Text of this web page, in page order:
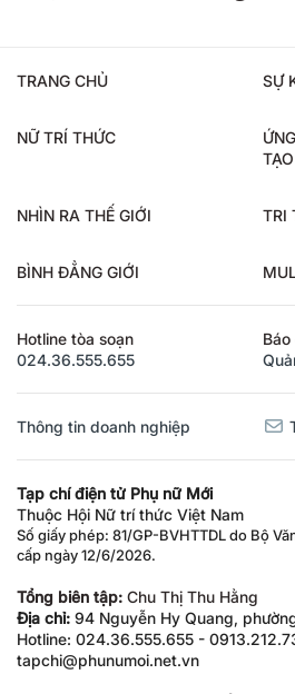
TRANG CHỦ SỰ
NỮ TRÍ THỨC
TẠO
NHÌN RA THẾ GIỚI TRI
BÌNH ĐẲNG GIỚI
Hotline tòa soạn
024.36.555.655
Báo
Thông tin doanh nghiệp
Tạp chí điện tử Phụ nữ Mới
Thuộc Hội Nữ trí thức Việt Nam
Số giấy phép: 81/GP-BVHTTDL do Bộ
cấp ngày 12/6/2026.
Tổng biên tập: Chu Thị Thu Hằng
Địa chỉ: 94 Nguyễn Hy Quang,
Hotline: 024.36.555.655 -
tapchi@phunumoi.net.vn